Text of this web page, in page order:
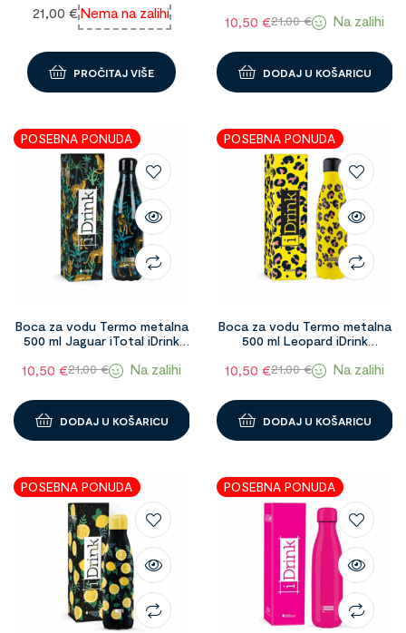
21,00 €Nema na zalihi
PROČITAJ VIŠE
21,00€
10,50 € Na zalihi
DODAJ U KOŠARICU
POSEBNA PONUDA
Boca za vodu Termo metalna
500 ml Jaguar iTotal iDrink
21,00€
10,50 € Na zalihi
DODAJ U KOŠARICU
POSEBNA PONUDA
Boca za vodu Termo metalna
500 ml Leopard iDrink
1098590
21,00€
10,50 € Na zalihi
DODAJ U KOŠARICU
POSEBNA PONUDA POSEBNA PONUDA